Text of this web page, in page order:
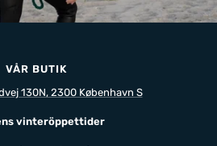
VÅR BUTIK
130N, 2300 København S
vinteröppettider